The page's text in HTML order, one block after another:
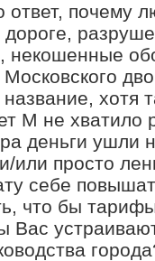
почему
хотя
М не хватило
деньги ушли
или просто
себе
что бы
Вас